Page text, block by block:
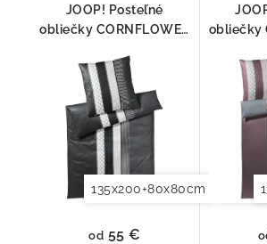
JOOP! Posteľné
obliečky CORNFLOWER
4069-99
135x200+80x80cm
od 55 €
obliečky CORNFLOWER